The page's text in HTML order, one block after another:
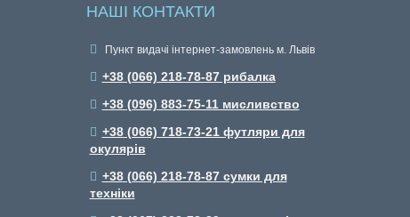
НАШІ КОНТАКТИ
Пункт видачі інтернет-замовлень м. Львів
+38 (066) 218-78-87 рибалка
+38 (096) 883-75-11 мисливство
+38 (066) 718-73-21 футляри для
окулярів
+38 (066) 218-78-87 сумки для
техніки